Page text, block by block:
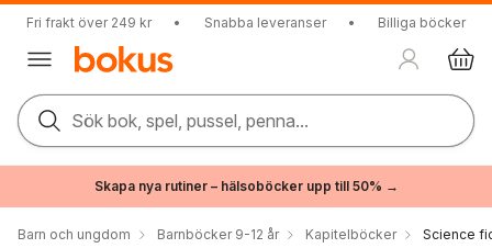
Fri frakt över 249 kr • Snabba leveranser • Billiga böcker
Sök bok, spel, pussel, penna...
Skapa nya rutiner – hälsoböcker upp till 50% →
Barn och ungdom Barnböcker 9-12 år Kapitelböcker Science